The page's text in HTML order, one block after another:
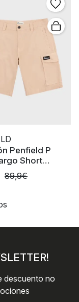
Penfield P
Short
89,9€
descuento no